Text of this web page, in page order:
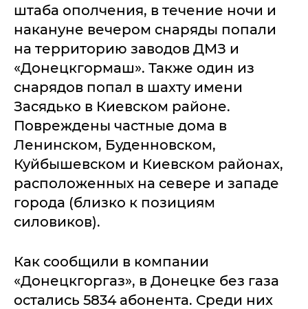
штаба ополчения, в течение ночи и
накануне вечером снаряды попали
на территорию заводов ДМЗ и
«Донецкгормаш». Также один из
снарядов попал в шахту имени
Засядько в Киевском районе.
Повреждены частные дома в
Ленинском, Буденновском,
Куйбышевском и Киевском районах,
расположенных на севере и западе
города (близко к позициям
силовиков).
Как сообщили в компании
«Донецкгоргаз», в Донецке без газа
остались 5834 абонента. Среди них